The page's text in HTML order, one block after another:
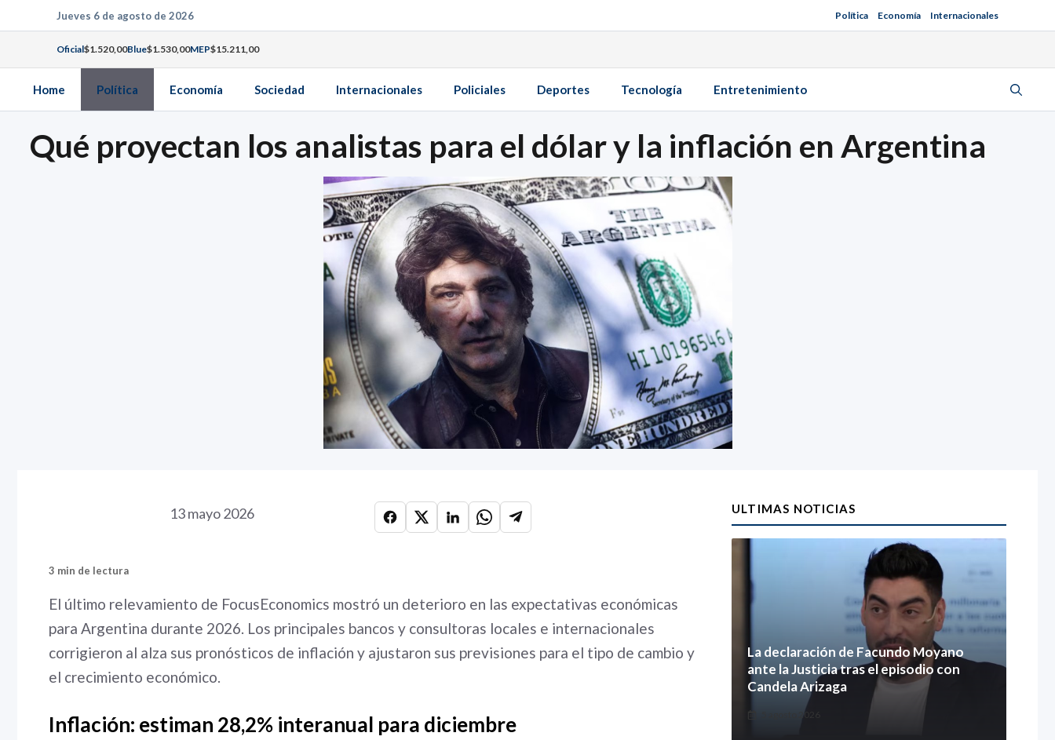
al
contenido
Jueves 6 de agosto de 2026 Política Economía Internacionales
Oficial$1.520,00Blue$1.530,00MEP$15.211,00
Home Política Economía Sociedad Internacionales Policiales Deportes Tecnología Entretenimiento
Qué proyectan los analistas para el dólar y la inflación en Argentina
13 mayo 2026
3 min de lectura
El último relevamiento de FocusEconomics mostró un deterioro en las expectativas económicas
para Argentina durante 2026. Los principales bancos y consultoras locales e internacionales
corrigieron al alza sus pronósticos de inflación y ajustaron sus previsiones para el tipo de cambio y
el crecimiento económico.
Inflación: estiman 28,2% interanual para diciembre
ULTIMAS NOTICIAS
La declaración de Facundo Moyano
ante la Justicia tras el episodio con
Candela Arizaga
5 agosto 2026